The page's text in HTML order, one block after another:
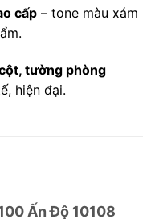
cấp– tone màu xám
tường phòng
hiện đại.
Ấn Độ 10108